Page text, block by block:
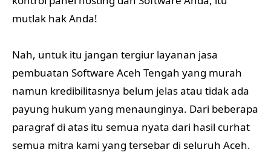
mutlak hak Anda!
Nah, untuk itu jangan tergiur layanan jasa
pembuatan Software Aceh Tengah yang murah
namun kredibilitasnya belum jelas atau tidak ada
payung hukum yang menaunginya. Dari beberapa
paragraf di atas itu semua nyata dari hasil curhat
semua mitra kami yang tersebar di seluruh Aceh.